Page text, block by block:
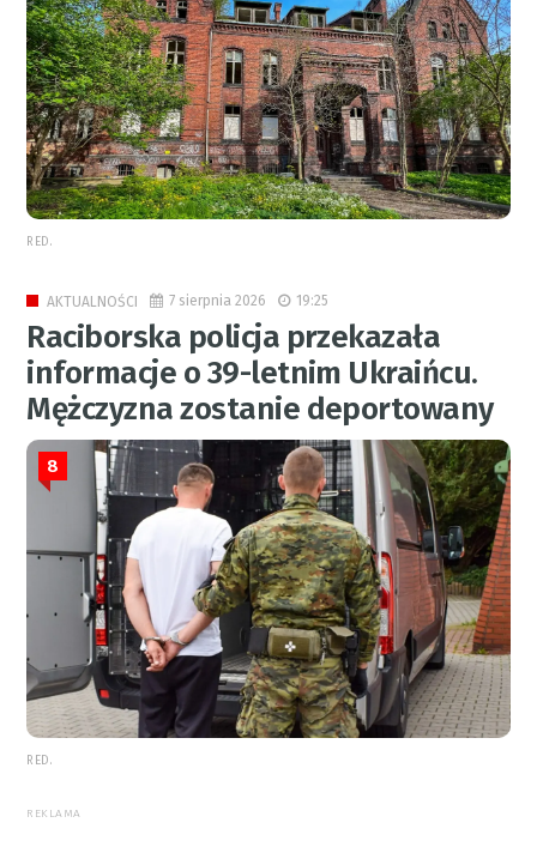
RED.
AKTUALNOŚCI 7 sierpnia 2026 19:25
Raciborska policja przekazała
informacje o 39-letnim Ukraińcu.
Mężczyzna zostanie deportowany
8
RED.
REKLAMA